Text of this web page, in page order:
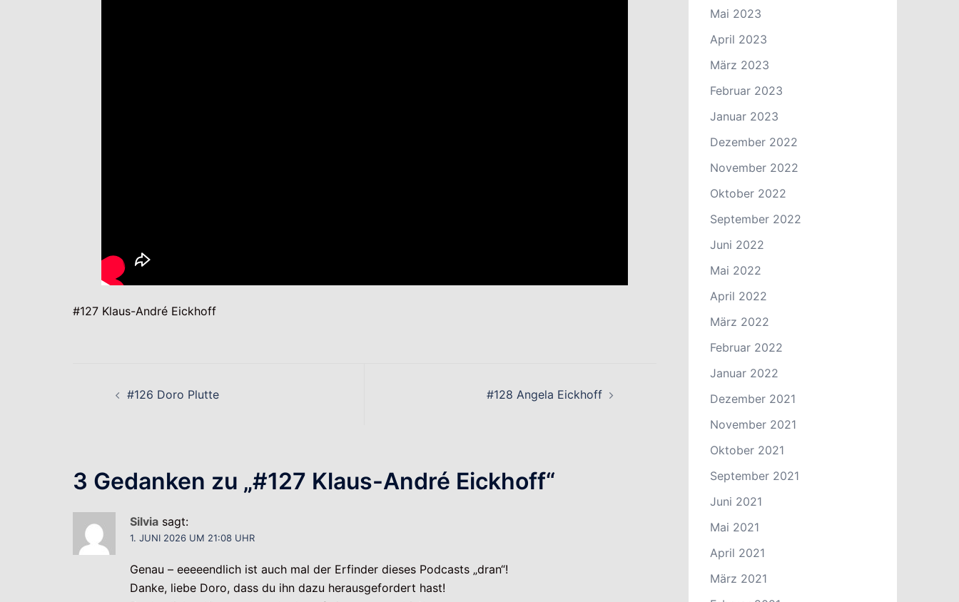
#127 Klaus-André Eickhoff
Beitragsnavigation
#126 Doro Plutte #128 Angela Eickhoff
3 Gedanken zu „#127 Klaus-André Eickhoff“
Silvia sagt:
1. JUNI 2026 UM 21:08 UHR
Genau – eeeeendlich ist auch mal der Erfinder dieses Podcasts „dran“!
Danke, liebe Doro, dass du ihn dazu herausgefordert hast!
Mai 2023
April 2023
März 2023
Februar 2023
Januar 2023
Dezember 2022
November 2022
Oktober 2022
September 2022
Juni 2022
Mai 2022
April 2022
März 2022
Februar 2022
Januar 2022
Dezember 2021
November 2021
Oktober 2021
September 2021
Juni 2021
Mai 2021
April 2021
März 2021